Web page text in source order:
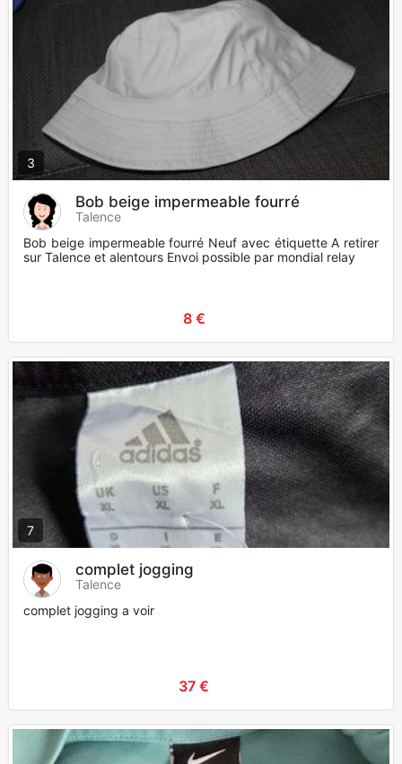
3
Bob beige impermeable fourré
Talence
Bob beige impermeable fourré Neuf avec étiquette A retirer
sur Talence et alentours Envoi possible par mondial relay
8 €
7
complet jogging
Talence
complet jogging a voir
37 €